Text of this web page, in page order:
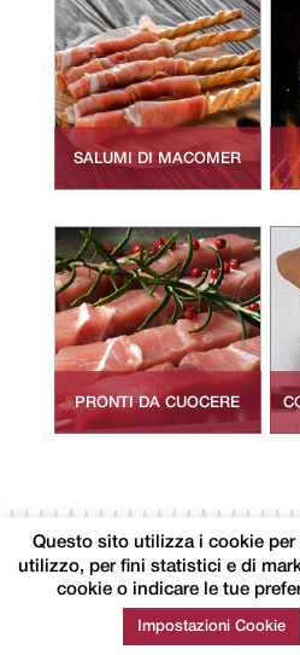
SALUMI DI MACOMER
PRONTI DA CUOCERE
Contatti Privacy Policy
Questo sito utilizza i cookie
utilizzo, per fini statistici e di
cookie o indicare le tue
Impostazioni Cookie